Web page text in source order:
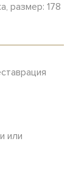
размер: 178
или